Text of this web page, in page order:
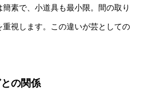
素で、小道具も最小限。間の取り
重視します。この違いが芸としての
の関係